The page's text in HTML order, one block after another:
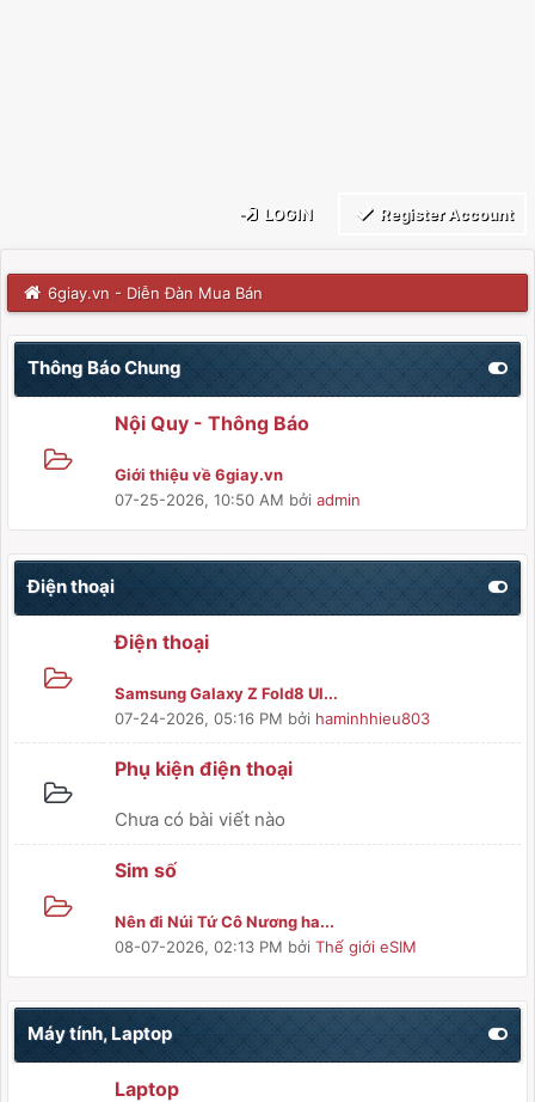
LOGIN Register Account
6giay.vn - Diễn Đàn Mua Bán
Thông Báo Chung
Nội Quy - Thông Báo
Giới thiệu về 6giay.vn
07-25-2026, 10:50 AM bởi admin
Điện thoại
Điện thoại
Samsung Galaxy Z Fold8 Ul...
07-24-2026, 05:16 PM bởi haminhhieu803
Phụ kiện điện thoại
Chưa có bài viết nào
Sim số
Nên đi Núi Tứ Cô Nương ha...
08-07-2026, 02:13 PM bởi Thế giới eSIM
Máy tính, Laptop
Laptop